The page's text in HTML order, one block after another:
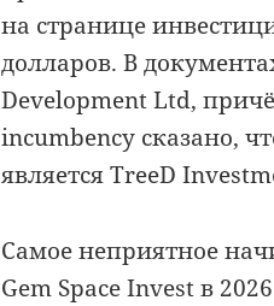
на странице
долларов. В
Development Ltd,
incumbency сказано,
является TreeD
Самое неприятное
Gem Space Invest в